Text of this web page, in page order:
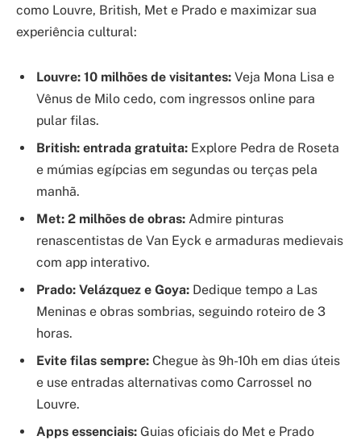
como Louvre, British, Met e Prado e maximizar sua
experiência cultural:
Louvre: 10 milhões de visitantes: Veja Mona Lisa e
Vênus de Milo cedo, com ingressos online para
pular filas.
British: entrada gratuita: Explore Pedra de Roseta
e múmias egípcias em segundas ou terças pela
manhã.
Met: 2 milhões de obras: Admire pinturas
renascentistas de Van Eyck e armaduras medievais
com app interativo.
Prado: Velázquez e Goya: Dedique tempo a Las
Meninas e obras sombrias, seguindo roteiro de 3
horas.
Evite filas sempre: Chegue às 9h-10h em dias úteis
e use entradas alternativas como Carrossel no
Louvre.
Apps essenciais: Guias oficiais do Met e Prado